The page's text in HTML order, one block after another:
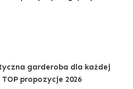
garderoba dla każdej
propozycje 2026